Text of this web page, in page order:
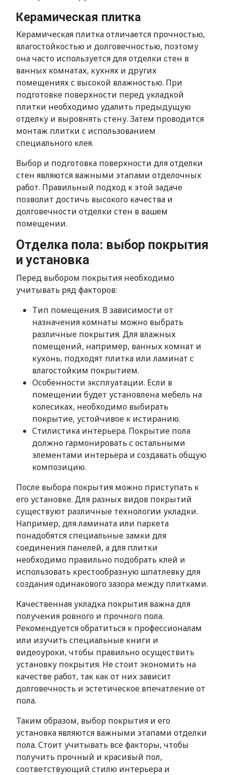
Керамическая плитка
Керамическая плитка отличается прочностью,
влагостойкостью и долговечностью, поэтому
она часто используется для отделки стен в
ванных комнатах, кухнях и других
помещениях с высокой влажностью. При
подготовке поверхности перед укладкой
плитки необходимо удалить предыдущую
отделку и выровнять стену. Затем проводится
монтаж плитки с использованием
специального клея.
Выбор и подготовка поверхности для отделки
стен являются важными этапами отделочных
работ. Правильный подход к этой задаче
позволит достичь высокого качества и
долговечности отделки стен в вашем
помещении.
Отделка пола: выбор покрытия
и установка
Перед выбором покрытия необходимо
учитывать ряд факторов:
Тип помещения. В зависимости от
назначения комнаты можно выбрать
различные покрытия. Для влажных
помещений, например, ванных комнат и
кухонь, подходят плитка или ламинат с
влагостойким покрытием.
Особенности эксплуатации. Если в
помещении будет установлена мебель на
колесиках, необходимо выбирать
покрытие, устойчивое к истиранию.
Стилистика интерьера. Покрытие пола
должно гармонировать с остальными
элементами интерьера и создавать общую
композицию.
После выбора покрытия можно приступать к
его установке. Для разных видов покрытий
существуют различные технологии укладки.
Например, для ламината или паркета
понадобятся специальные замки для
соединения панелей, а для плитки
необходимо правильно подобрать клей и
использовать крестообразную шпатлевку для
создания одинакового зазора между плитками.
Качественная укладка покрытия важна для
получения ровного и прочного пола.
Рекомендуется обратиться к профессионалам
или изучить специальные книги и
видеоуроки, чтобы правильно осуществить
установку покрытия. Не стоит экономить на
качестве работ, так как от них зависит
долговечность и эстетическое впечатление от
пола.
Таким образом, выбор покрытия и его
установка являются важными этапами отделки
пола. Стоит учитывать все факторы, чтобы
получить прочный и красивый пол,
соответствующий стилю интерьера и